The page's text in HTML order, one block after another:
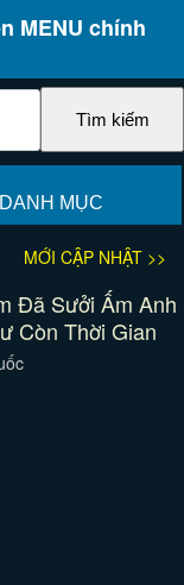
MENU chính
DANH MỤC
MỚI CẬP NHẬT >>
Đã Sưởi Ấm Anh
Còn Thời Gian